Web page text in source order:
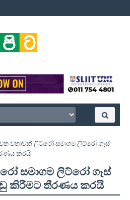
වතාවක් ලිට්රෝ සමාගම ලිට්රෝ ගෑස්
කරයි
සමාගම ලිට්රෝ ගෑස්
කිරීමට තීරණය කරයි